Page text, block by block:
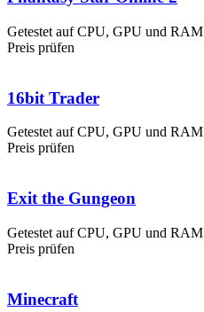
Getestet auf CPU, GPU und RAM
Preis prüfen
16bit Trader
Getestet auf CPU, GPU und RAM
Preis prüfen
Exit the Gungeon
Getestet auf CPU, GPU und RAM
Preis prüfen
Minecraft